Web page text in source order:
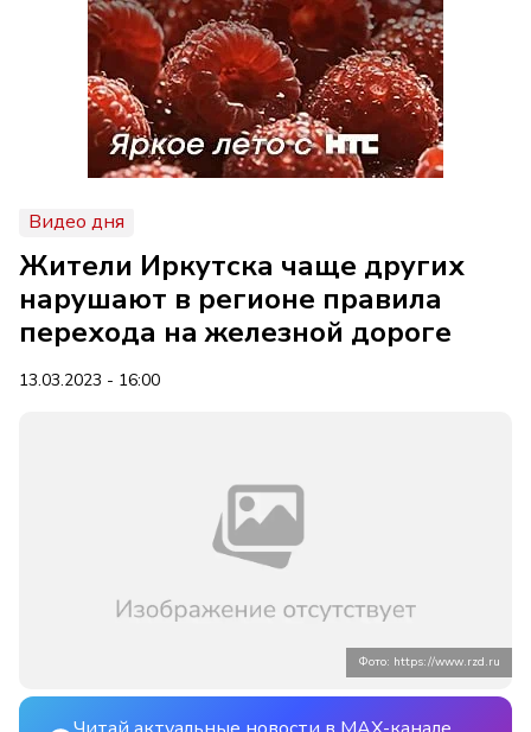
Видео дня
Жители Иркутска чаще других
нарушают в регионе правила
перехода на железной дороге
13.03.2023 - 16:00
Фото: https://www.rzd.ru